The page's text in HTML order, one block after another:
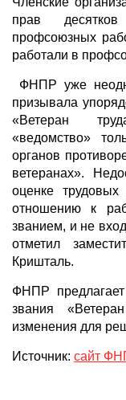
прав
профсоюзных
работали в
ФНПР уже
призывала
«Ветеран
«ведомство»
органов
ветеранах».
оценке
отношению к
званием, и не
отметил
Кришталь.
ФНПР предлагает
звания
изменения для
Источник: сайт